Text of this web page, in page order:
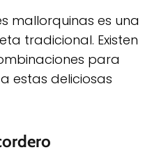
mallorquinas es una
tradicional. Existen
para
estas deliciosas